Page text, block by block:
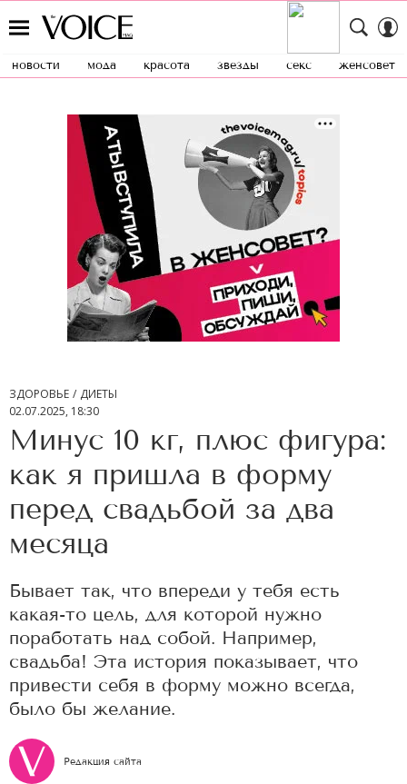
новости мода красота звезды секс женсовет
ЗДОРОВЬЕ
ДИЕТЫ
02.07.2025, 18:30
Минус 10 кг, плюс фигура:
как я пришла в форму
перед свадьбой за два
месяца
Бывает так, что впереди у тебя есть
какая-то цель, для которой нужно
поработать над собой. Например,
свадьба! Эта история показывает, что
привести себя в форму можно всегда,
было бы желание.
Редакция сайта